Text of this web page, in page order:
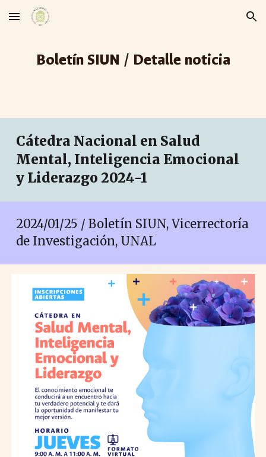
Skip to main content Skip to navigation
Boletín SIUN / Detalle noticia
Cátedra Nacional en Salud
Mental, Inteligencia Emocional
y Liderazgo 2024-1
2024/01/25 / Boletín SIUN, Vicerrectoría
de Investigación, UNAL